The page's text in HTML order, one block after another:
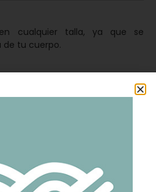
cualquier talla, ya que se
de tu cuerpo.
simple que incorpora calados
diseño y transparencia.
se verá lindo igual, la idea es